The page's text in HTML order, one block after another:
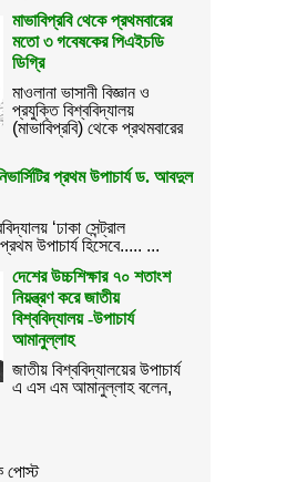
মাভাবিপ্রবি থেকে প্রথমবারের
মতো ৩ গবেষকের পিএইচডি
ডিগ্রি
মাওলানা ভাসানী বিজ্ঞান ও
প্রযুক্তি বিশ্ববিদ্যালয়
(মাভাবিপ্রবি) থেকে প্রথমবারের
প্রথম উপাচার্য ড. আবদুল
‘ঢাকা সেন্ট্রাল
প্রথম উপাচার্য হিসেবে..... ...
দেশের উচ্চশিক্ষার ৭০ শতাংশ
নিয়ন্ত্রণ করে জাতীয়
বিশ্ববিদ্যালয় -উপাচার্য
আমানুল্লাহ
জাতীয় বিশ্ববিদ্যালয়ের উপাচার্য
এ এস এম আমানুল্লাহ বলেন,
পোস্ট